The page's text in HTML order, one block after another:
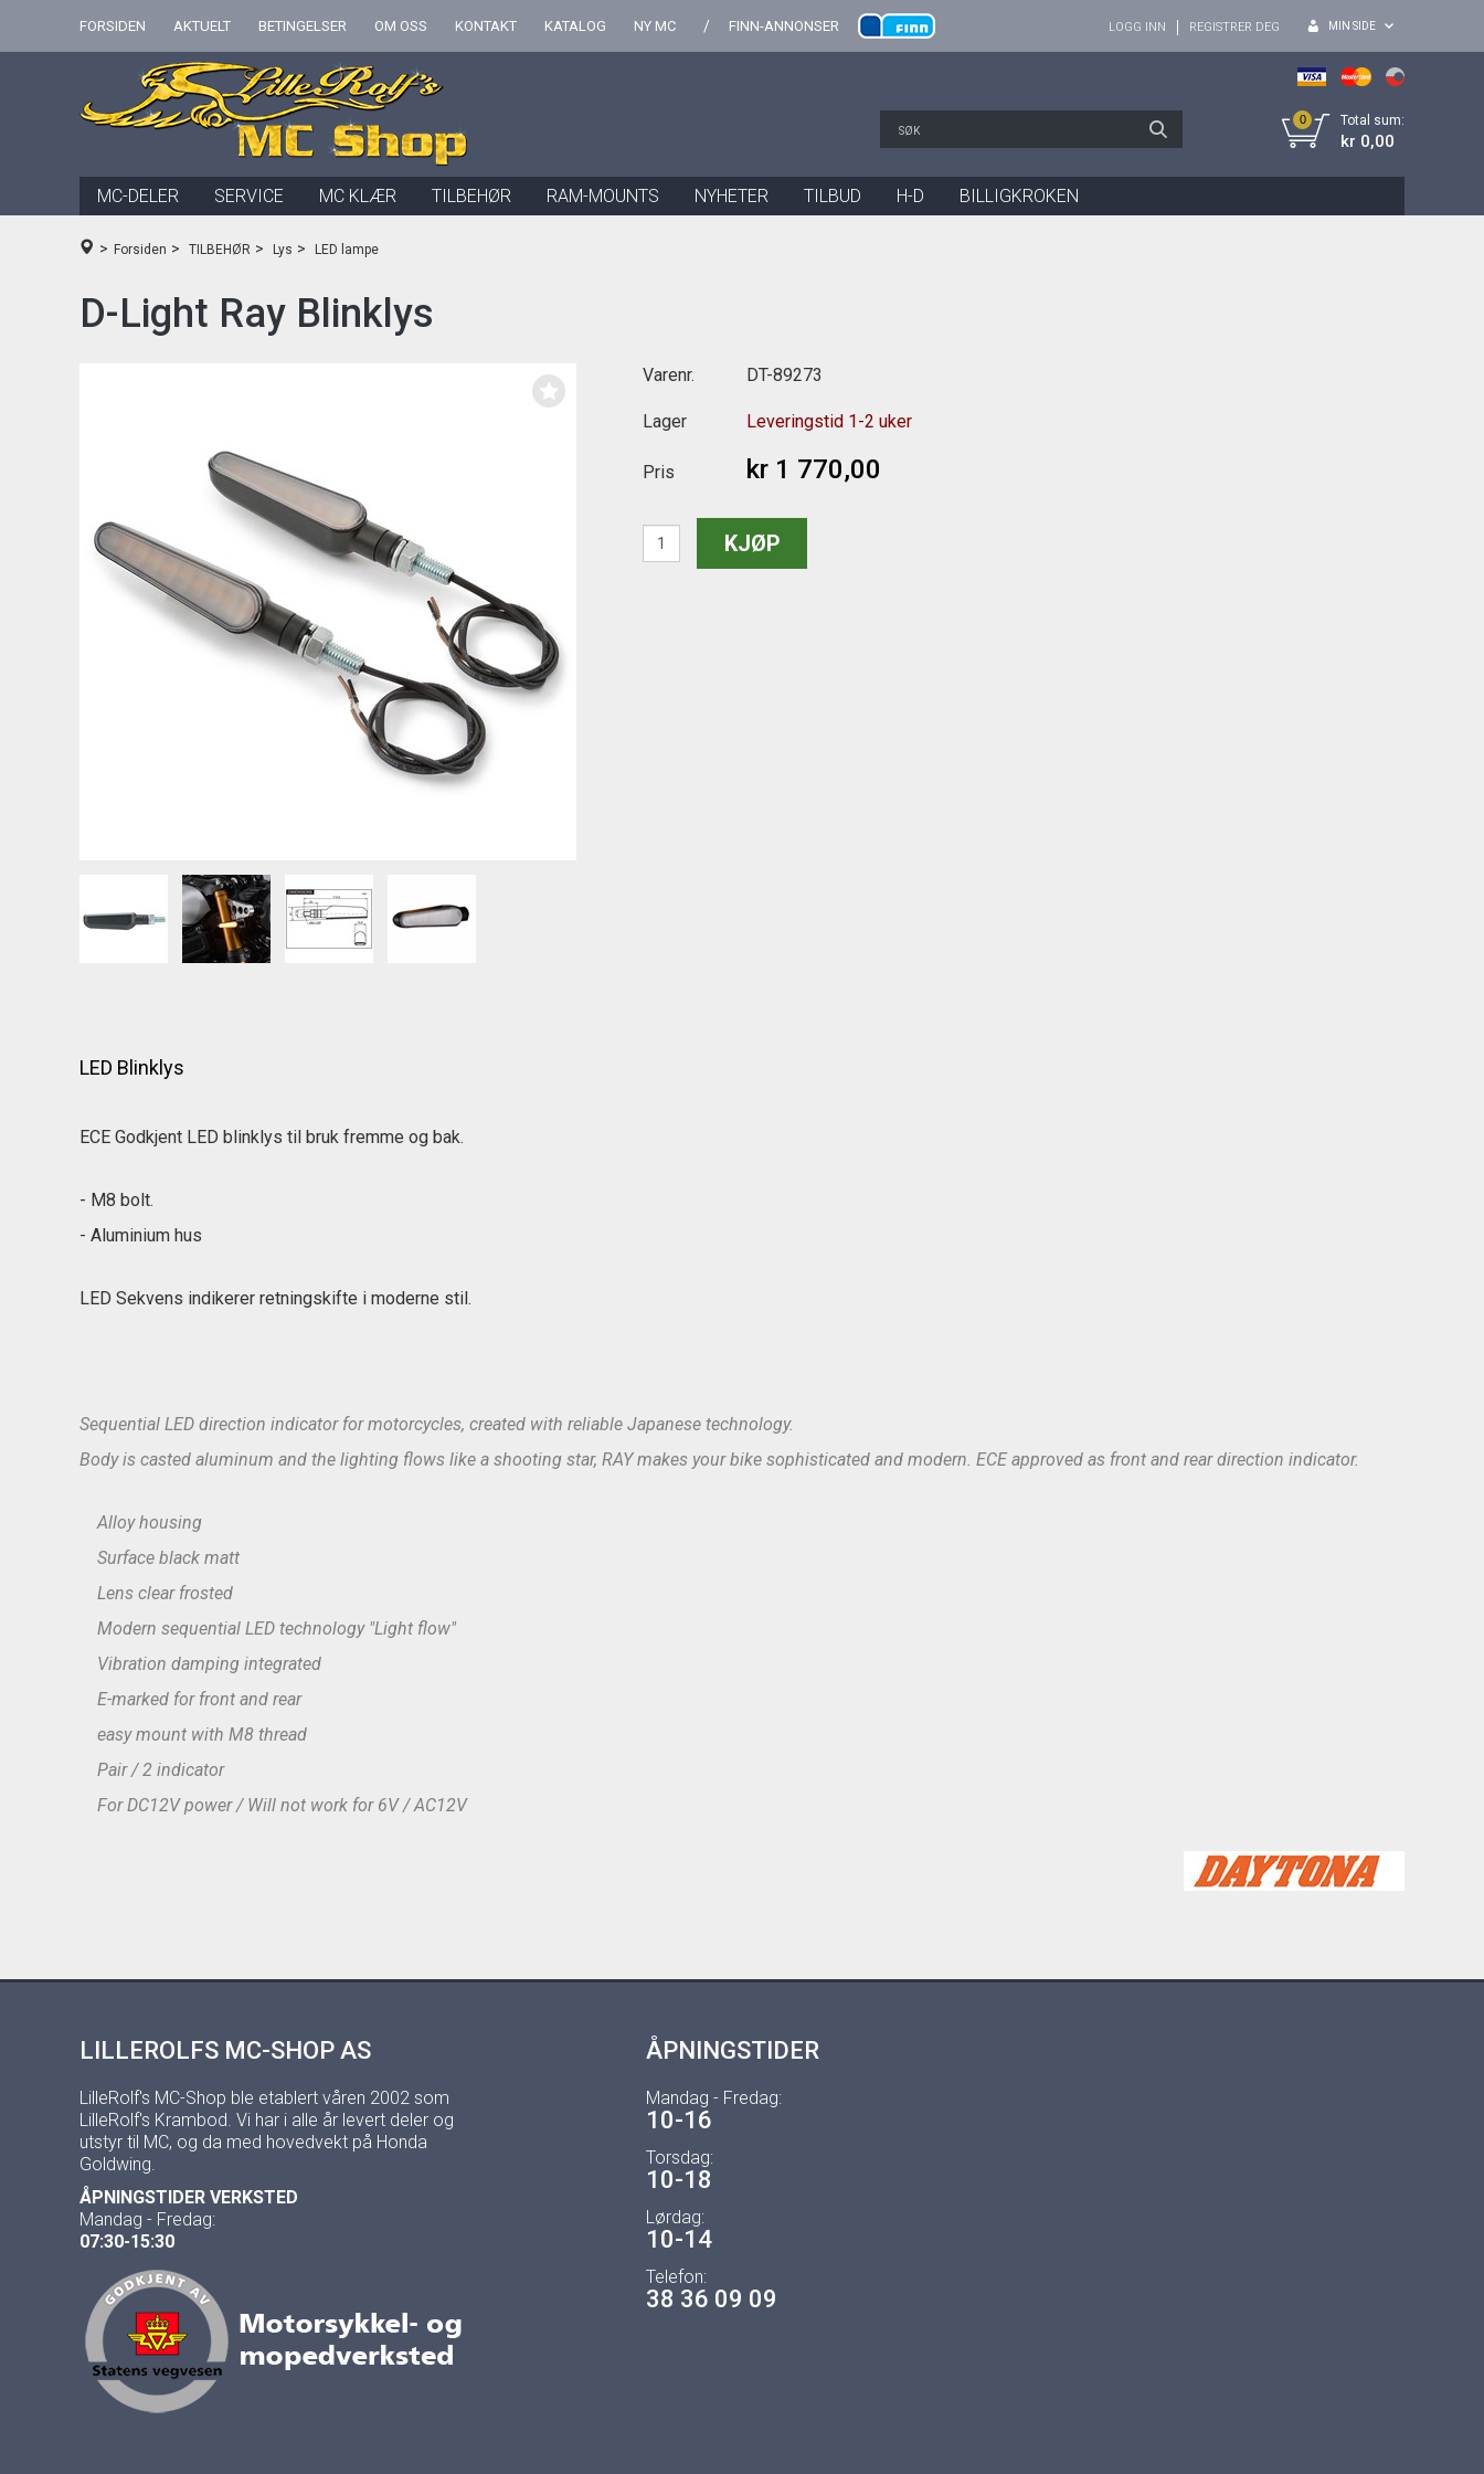
FORSIDEN AKTUELT BETINGELSER OM OSS KONTAKT KATALOG NY MC FINN-ANNONSER MIN SIDE
LOGG INN REGISTRER DEG
0 Total sum:
kr 0,00
MC-DELER SERVICE MC KLÆR TILBEHØR RAM-MOUNTS NYHETER TILBUD H-D BILLIGKROKEN
> Forsiden > TILBEHØR > Lys > LED lampe
D-Light Ray Blinklys
Varenr. DT-89273
Lager Leveringstid 1-2 uker
Pris kr 1 770,00
LED Blinklys
ECE Godkjent LED blinklys til bruk fremme og bak.
- M8 bolt.
- Aluminium hus
LED Sekvens indikerer retningskifte i moderne stil.
Sequential LED direction indicator for motorcycles, created with reliable Japanese technology.
Body is casted aluminum and the lighting flows like a shooting star, RAY makes your bike sophisticated and modern. ECE approved as front and rear direction indicator.
Alloy housing
Surface black matt
Lens clear frosted
Modern sequential LED technology "Light flow"
Vibration damping integrated
E-marked for front and rear
easy mount with M8 thread
Pair / 2 indicator
For DC12V power / Will not work for 6V / AC12V
LILLEROLFS MC-SHOP AS
LilleRolf's MC-Shop ble etablert våren 2002 som
LilleRolf's Krambod. Vi har i alle år levert deler og
utstyr til MC, og da med hovedvekt på Honda
Goldwing.
ÅPNINGSTIDER VERKSTED
Mandag - Fredag:
07:30-15:30
ÅPNINGSTIDER
Mandag - Fredag:
10-16
Torsdag:
10-18
Lørdag:
10-14
Telefon:
38 36 09 09